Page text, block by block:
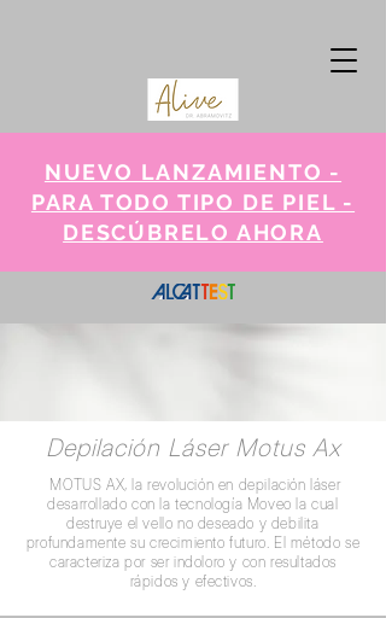
NUEVO LANZAMIENTO -
PARA TODO TIPO DE PIEL -
DESCÚBRELO AHORA
Depilación Láser Motus Ax
MOTUS AX, la revolución en depilación láser
desarrollado con la tecnología Moveo la cual
destruye el vello no deseado y debilita
profundamente su crecimiento futuro. El método se
caracteriza por ser indoloro y con resultados
rápidos y efectivos.